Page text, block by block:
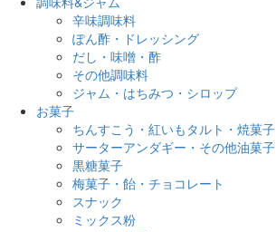
辛味調味料
ぽん酢・ドレッシング
だし・味噌・酢
その他調味料
ジャム・はちみつ・シロップ
お菓子
ちんすこう・紅いもタルト・焼菓子
サーターアンダギー・その他油菓子
黒糖菓子
梅菓子・飴・チョコレート
スナック
ミックス粉